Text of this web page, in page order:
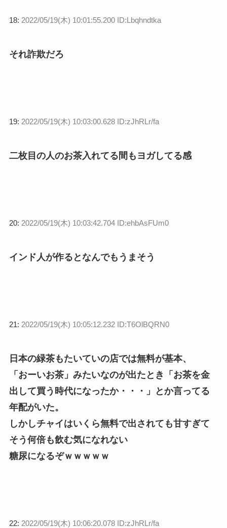
18: 2022/05/19(木) 10:01:55.200 ID:Lbqhndtka
それ詐欺だろ
19: 2022/05/19(木) 10:03:00.628 ID:zJhRLr/fa
二枚目の人のお茶入れてる間もヨガしてる感
20: 2022/05/19(木) 10:03:42.704 ID:ehbAsFUm0
インド人が作るとなんでもうまそう
21: 2022/05/19(木) 10:05:12.232 ID:T6OlBQRN0
日本の緑茶もたいていの店では無料が基本、
「おーいお茶」みたいなのが出たとき「お茶を金
出して買う時代になったか・・・」とか言ってる
年配がいた。
しかしチャイはいくら無料で出されても甘すぎて
そう何倍も飲む気になれない
糖尿になるぞｗｗｗｗｗ
22: 2022/05/19(木) 10:06:20.078 ID:zJhRLr/fa